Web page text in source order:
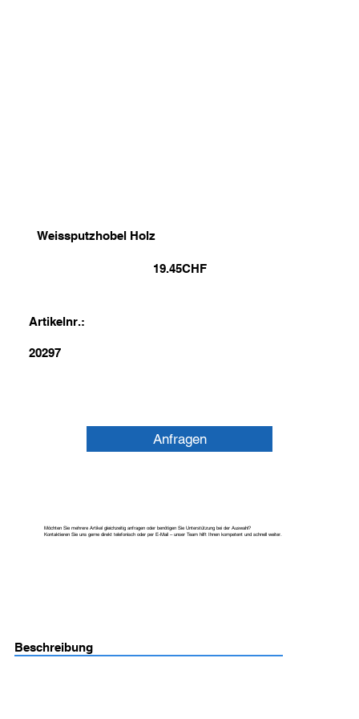
Weissputzhobel Holz
19.45CHF
Artikelnr.:
20297
Anfragen
Möchten Sie mehrere Artikel gleichzeitig anfragen oder benötigen Sie Unterstützung bei der Auswahl?
Kontaktieren Sie uns gerne direkt telefonisch oder per E-Mail – unser Team hilft Ihnen kompetent und schnell weiter.
Beschreibung